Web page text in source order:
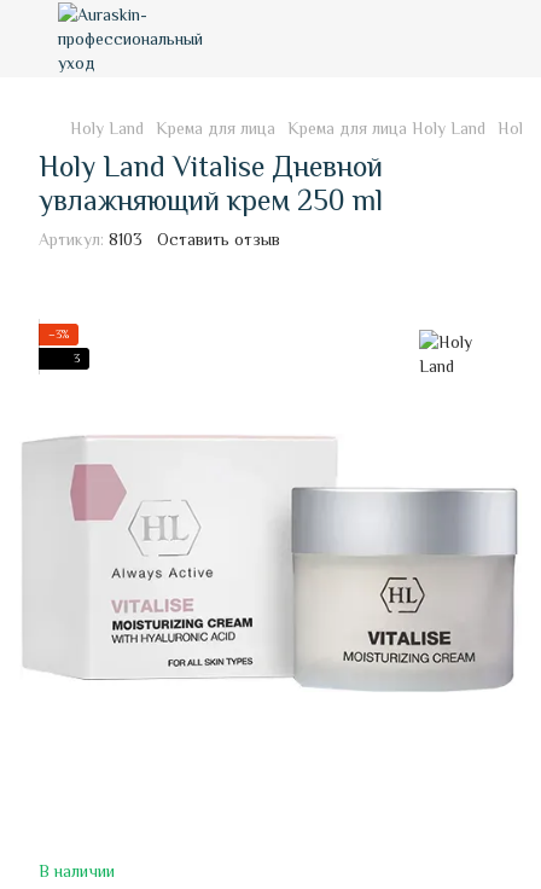
Holy Land Крема для лица Крема для лица Holy Land Holy
Holy Land Vitalise Дневной
увлажняющий крем 250 ml
Артикул: 8103 Оставить отзыв
−3%
3
В наличии